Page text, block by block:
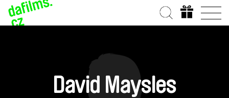
David Maysles